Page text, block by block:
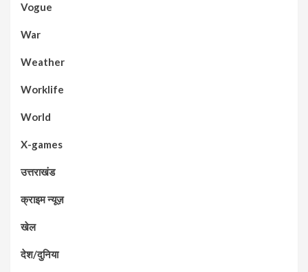
Vogue
War
Weather
Worklife
World
X-games
उत्तराखंड
क्राइम न्यूज़
खेल
देश/दुनिया